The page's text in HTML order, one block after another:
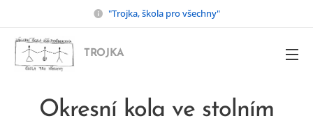
"Trojka, škola pro všechny"
TROJKA
Okresní kola ve stolním